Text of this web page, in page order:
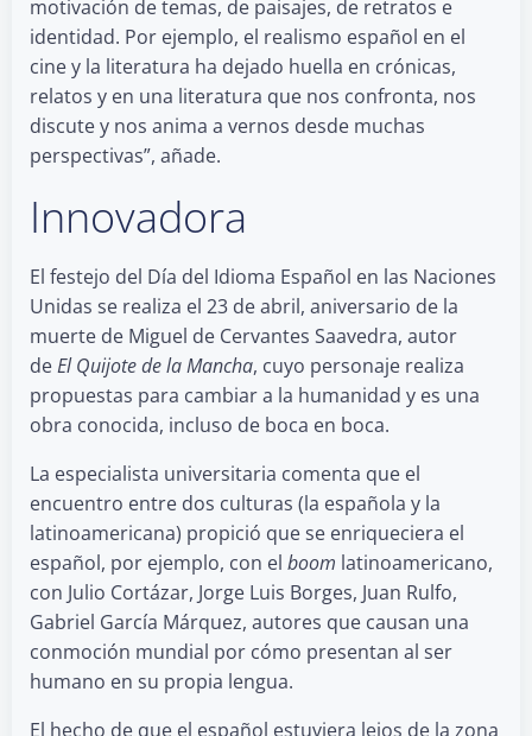
motivación de temas, de paisajes, de retratos e
identidad. Por ejemplo, el realismo español en el
cine y la literatura ha dejado huella en crónicas,
relatos y en una literatura que nos confronta, nos
discute y nos anima a vernos desde muchas
perspectivas”, añade.
Innovadora
El festejo del Día del Idioma Español en las Naciones
Unidas se realiza el 23 de abril, aniversario de la
muerte de Miguel de Cervantes Saavedra, autor
deEl Quijote de la Mancha, cuyo personaje realiza
propuestas para cambiar a la humanidad y es una
obra conocida, incluso de boca en boca.
La especialista universitaria comenta que el
encuentro entre dos culturas (la española y la
latinoamericana) propició que se enriqueciera el
español, por ejemplo, con el boom latinoamericano,
con Julio Cortázar, Jorge Luis Borges, Juan Rulfo,
Gabriel García Márquez, autores que causan una
conmoción mundial por cómo presentan al ser
humano en su propia lengua.
El hecho de que el español estuviera lejos de la zona